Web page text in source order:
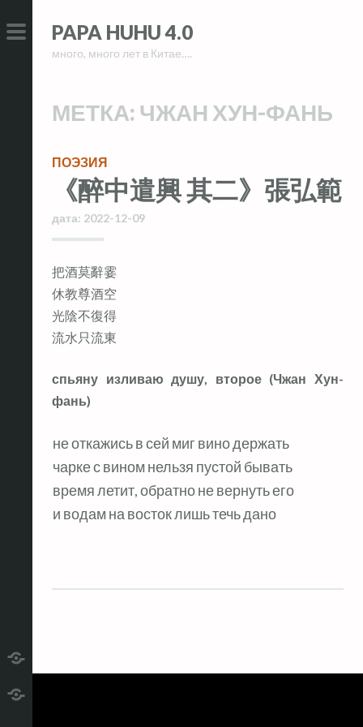
to
PRIMARY
telegram
to
PAPA HUHU 4.0
много, много лет в Китае….
МЕТКА: ЧЖАН ХУН-ФАНЬ
ПОЭЗИЯ
《醉中遣興 其二》張弘範
дата: 2022-12-09
把酒莫辭霎
休教尊酒空
光陰不復得
流水只流東
спьяну изливаю душу, второе (Чжан Хун-
фань)
не откажись в сей миг вино держать
чарке с вином нельзя пустой бывать
время летит, обратно не вернуть его
и водам на восток лишь течь дано